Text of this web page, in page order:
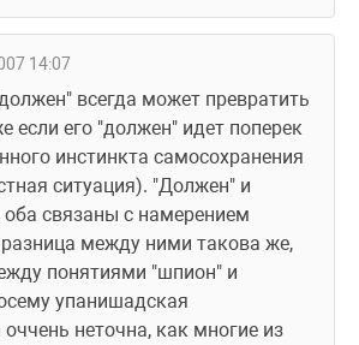
14:07
всегда может превратить
если его "должен" идет поперек
инстинкта самосохранения
ситуация). "Должен" и
связаны с намерением
между ними такова же,
понятиями "шпион" и
упанишадская
неточна, как многие из